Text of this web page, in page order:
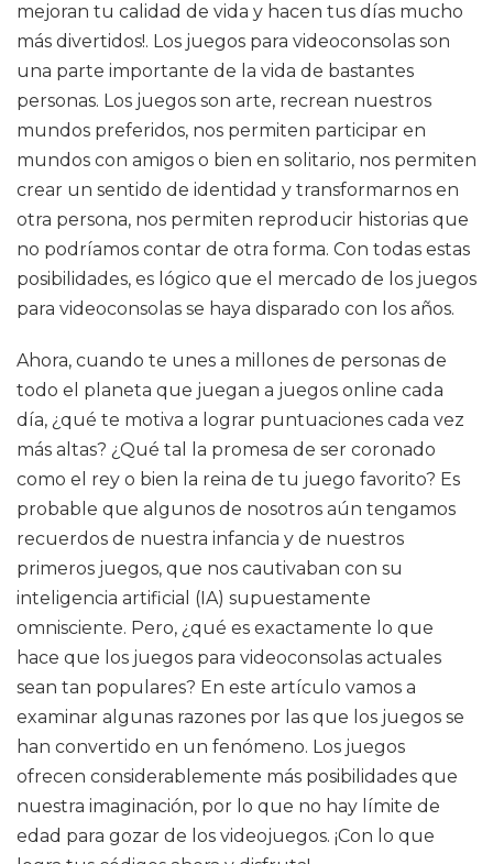
mejoran tu calidad de vida y hacen tus días mucho
más divertidos!. Los juegos para videoconsolas son
una parte importante de la vida de bastantes
personas. Los juegos son arte, recrean nuestros
mundos preferidos, nos permiten participar en
mundos con amigos o bien en solitario, nos permiten
crear un sentido de identidad y transformarnos en
otra persona, nos permiten reproducir historias que
no podríamos contar de otra forma. Con todas estas
posibilidades, es lógico que el mercado de los juegos
para videoconsolas se haya disparado con los años.
Ahora, cuando te unes a millones de personas de
todo el planeta que juegan a juegos online cada
día, ¿qué te motiva a lograr puntuaciones cada vez
más altas? ¿Qué tal la promesa de ser coronado
como el rey o bien la reina de tu juego favorito? Es
probable que algunos de nosotros aún tengamos
recuerdos de nuestra infancia y de nuestros
primeros juegos, que nos cautivaban con su
inteligencia artificial (IA) supuestamente
omnisciente. Pero, ¿qué es exactamente lo que
hace que los juegos para videoconsolas actuales
sean tan populares? En este artículo vamos a
examinar algunas razones por las que los juegos se
han convertido en un fenómeno. Los juegos
ofrecen considerablemente más posibilidades que
nuestra imaginación, por lo que no hay límite de
edad para gozar de los videojuegos. ¡Con lo que